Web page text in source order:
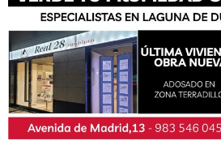
También podrás conseguir
de formagratuitaen todos
patrocinadores y en la Casa
Lo último